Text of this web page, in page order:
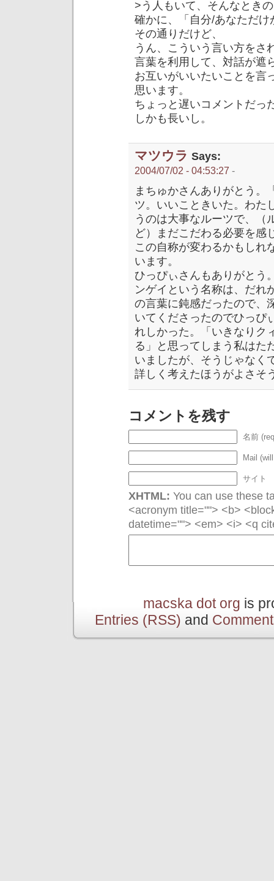
>う人もいて、そんなとき
確かに、「自分/あなただ
その通りだけど、
うん、こういう言い方をさ
言葉を利用して、対話が遮
お互いがいいたいことを言
思います。
ちょっと遅いコメントだっ
しかも長いし。
マツウラ Says:
2004/07/02 - 04:53:27 -
まちゅかさんありがとう。
ツ。いいこときいた。わた
うのは大事なルーツで、（
ど）まだこだわる必要を感
この自称が変わるかもしれ
います。
ひっぴぃさんもありがとう
ンゲイという名称は、だれ
の言葉に鈍感だったので、
いてくださったのでひっぴ
れしかった。「いきなりク
る」と思ってしまう私はた
いましたが、そうじゃなく
詳しく考えたほうがよさそ
コメントを残す
名前
Mail
サイト
XHTML: You can use these
<acronym title=""> <b>
datetime=""> <em> <i> <q
macska dot org is
Entries (RSS) and